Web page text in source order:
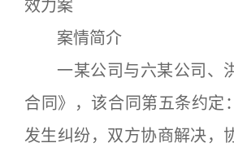
效力案
案情简介
一某公司与六某公司、
合同》，该合同第五条约定
发生纠纷，双方协商解决，